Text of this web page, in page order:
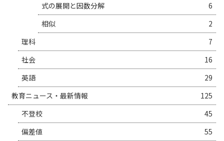
式の展開と因数分解
6
相似
2
理科
7
社会
16
英語
29
教育ニュース・最新情報
125
不登校
45
偏差値
55